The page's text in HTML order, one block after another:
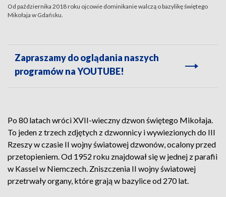
Od października 2018 roku ojcowie dominikanie walczą o bazylikę świętego
Mikołaja w Gdańsku.
Zapraszamy do oglądania naszych
programów na YOUTUBE!
Po 80 latach wróci XVII-wieczny dzwon świętego Mikołaja.
To jeden z trzech zdjętych z dzwonnicy i wywiezionych do III
Rzeszy w czasie II wojny światowej dzwonów, ocalony przed
przetopieniem. Od 1952 roku znajdował się w jednej z parafii
w Kassel w Niemczech. Zniszczenia II wojny światowej
przetrwały organy, które grają w bazylice od 270 lat.